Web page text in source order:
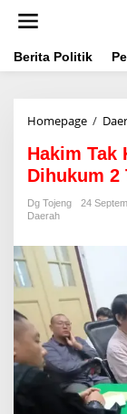
t
Berita Politik
Homepage /
Hakim Tak
Dihukum 2
Dg Tojeng
24
Daerah